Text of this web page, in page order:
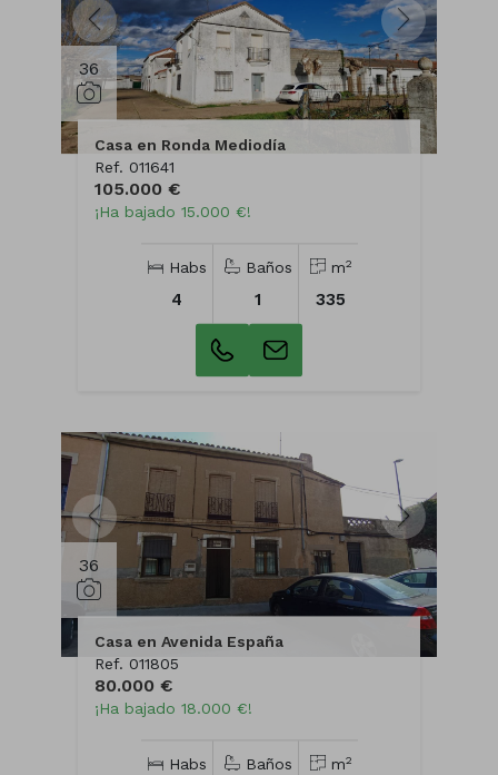
36
Casa en Ronda Mediodía
Ref. 011641
105.000 €
¡Ha bajado 15.000 €!
Habs
4
Baños
1
m2
335
36
Casa en Avenida España
Ref. 011805
80.000 €
¡Ha bajado 18.000 €!
Habs Baños m2